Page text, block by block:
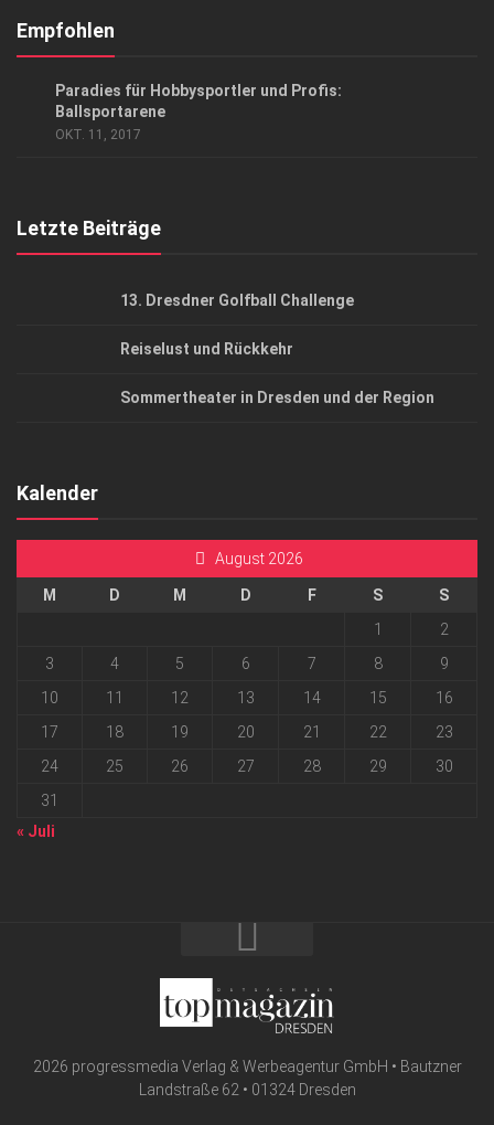
Kontakt, Impressum
Empfohlen
Paradies für Hobbysportler und Profis:
Ballsportarene
OKT. 11, 2017
Letzte Beiträge
13. Dresdner Golfball Challenge
Reiselust und Rückkehr
Sommertheater in Dresden und der Region
Kalender
August 2026
M D M D F S
S
1
2
3
4 5 6 7 8
9
10
11 12 13 14 15
16
17
18 19 20 21 22
23
24
25 26 27 28 29
30
31
« Juli
2026 progressmedia Verlag & Werbeagentur GmbH • Bautzner
Landstraße 62 • 01324 Dresden